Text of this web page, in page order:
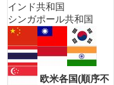
インド共和国
シンガポール共和国
欧米各国(順序不